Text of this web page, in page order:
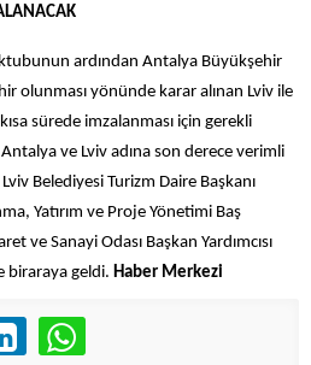
ardından Antalya Büyükşehir
olunması yönünde karar alınan Lviv ile
sürede imzalanması için gerekli
Antalya ve Lviv adına son derece verimli
Belediyesi Turizm Daire Başkanı
Yatırım ve Proje Yönetimi Baş
ve Sanayi Odası Başkan Yardımcısı
biraraya geldi. Haber Merkezi